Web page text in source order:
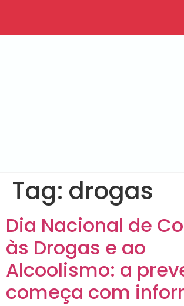
Tag: drogas
Dia Nacional de
às Drogas e ao
Alcoolismo: a
começa com